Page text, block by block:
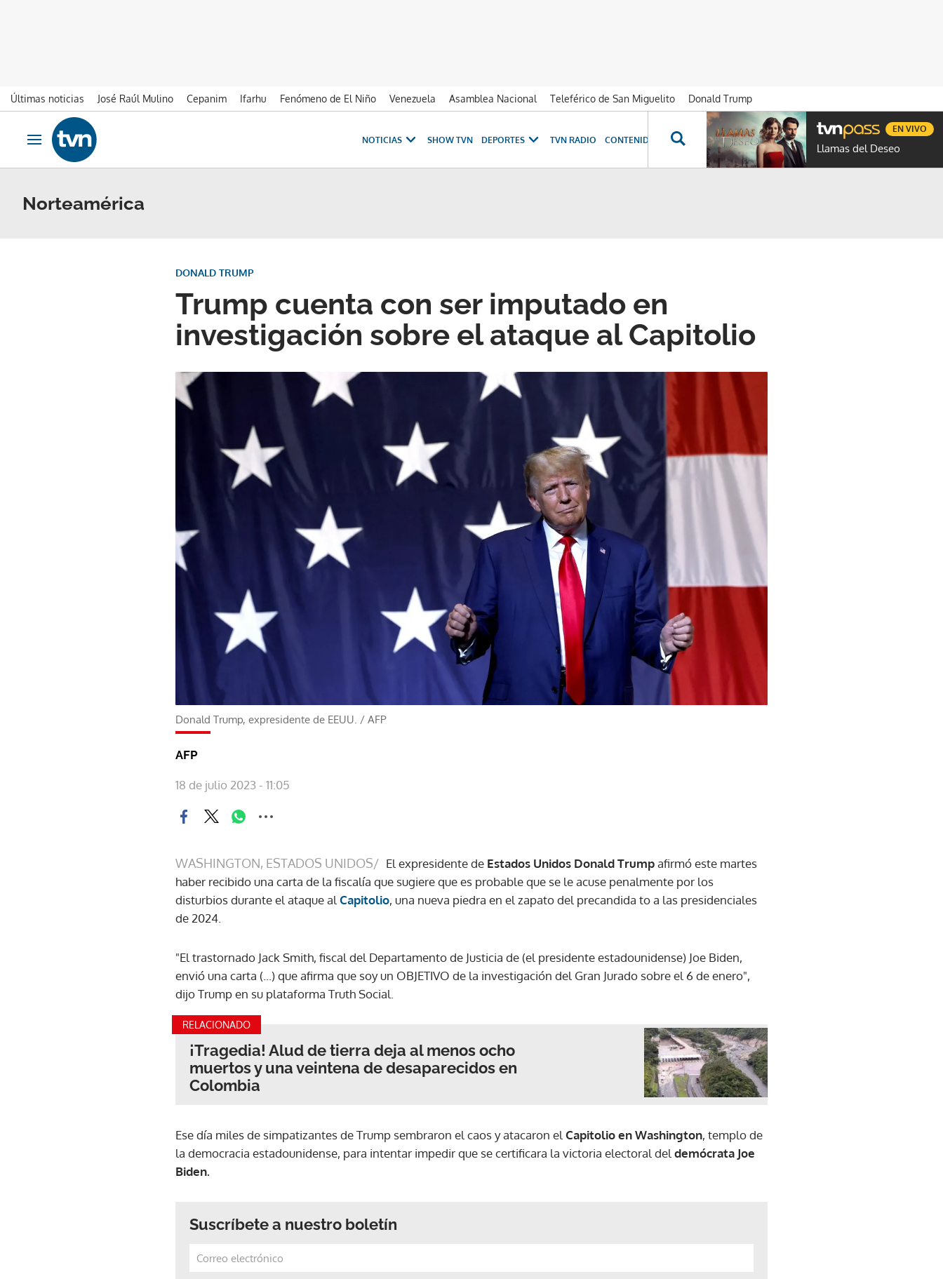
Últimas noticias José Raúl Mulino Cepanim Ifarhu Fenómeno de El Niño Venezuela Asamblea Nacional Teleférico de San Miguelito
Donald Trump
Ir al contenido
Obrir navegació
NOTICIAS SHOW TVN DEPORTES TVN RADIO CONTENIDOS ESPECIALES NOVELAS PROGRAMAS GENTE TVN
Llamas del Deseo
EN VIVO
Norteamérica
Trump cuenta con ser imputado en
investigación sobre el ataque al Capitolio
DONALD TRUMP
Donald Trump, expresidente de EEUU. / AFP
AFP
18 de julio 2023 - 11:05
WASHINGTON, ESTADOS UNIDOS/ El expresidente de Estados Unidos Donald Trumpafirmó este martes
haber recibido una carta de la fiscalía que sugiere que es probable que se le acuse penalmente por los
disturbios durante el ataque al Capitolio, una nueva piedra en el zapato del precandida to a las presidenciales
de 2024.
"El trastornado Jack Smith, fiscal del Departamento de Justicia de (el presidente estadounidense) Joe Biden,
envió una carta (...) que afirma que soy un OBJETIVO de la investigación del Gran Jurado sobre el 6 de enero",
dijo Trump en su plataforma Truth Social.
RELACIONADO
¡Tragedia! Alud de tierra deja al menos ocho
muertos y una veintena de desaparecidos en
Colombia
Ese día miles de simpatizantes de Trump sembraron el caos y atacaron el Capitolio en Washington, templo de
la democracia estadounidense, para intentar impedir que se certificara la victoria electoral del demócrata Joe
Biden.
Suscríbete a nuestro boletín